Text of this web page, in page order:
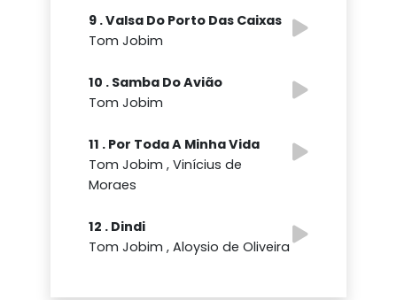
9 . Valsa Do Porto Das Caixas
Tom Jobim
10 . Samba Do Avião
Tom Jobim
11 . Por Toda A Minha Vida
Tom Jobim , Vinícius de
Moraes
12 . Dindi
Tom Jobim , Aloysio de Oliveira